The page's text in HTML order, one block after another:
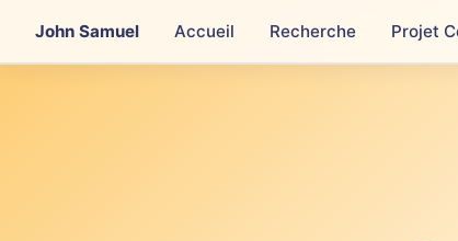
John Samuel Accueil Recherche Projet